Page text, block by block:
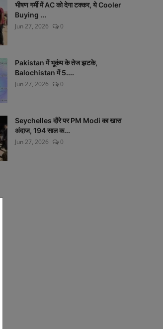
भीषण गर्मी में AC को देगा टक्कर, ये Cooler
Buying ...
Jun 27, 2026
0
Pakistan में भूकंप के तेज झटके,
Balochistan में 5....
Jun 27, 2026
0
Seychelles दौरे पर PM Modi का खास
अंदाज, 194 साल क...
Jun 27, 2026
0